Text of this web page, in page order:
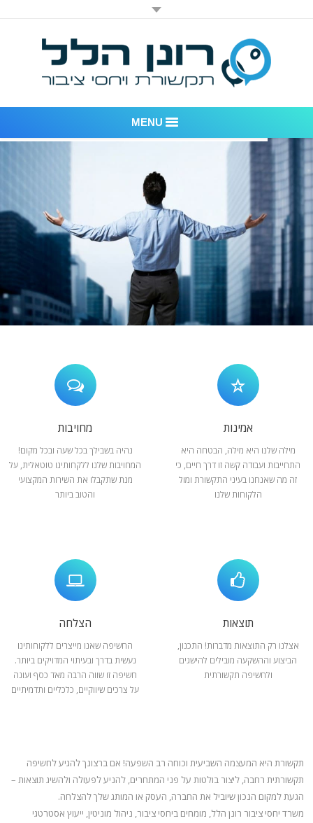
MENU
דוגמאות לעבודות שביצענו
לקוחות – משרד יחסי ציבור רונן הלל
חדר חדשות
המלצות
צור קשר
אמינות
מילה שלנו היא מילה, הבטחה היא
התחייבות ועבודה קשה זו דרך חיים, כי
זה מה שאנחנו בעיני התקשורת ומול
הלקוחות שלנו
מחויבות
נהיה בשבילך בכל שעה ובכל מקום!
המחויבות שלנו ללקחותינו טוטאלית, על
מנת שתקבלו את השירות המקצועי
והטוב ביותר
תוצאות
אצלנו רק התוצאות מדברות! התכנון,
הביצוע וההשקעה מובילים להישגים
ולחשיפה תקשורתית
הצלחה
החשיפה שאנו מייצרים ללקוחותינו
נעשית בדרך ובעיתוי המדויקים ביותר.
חשיפה זו שווה הרבה מאד כסף ועונה
על צרכים שיווקיים, כלכליים ותדמיתיים
תקשורת היא המעצמה השביעית וכוחה רב השפעה! אם ברצונך להגיע לחשיפה
תקשורתית רחבה, ליצור בולטות על פני המתחרים, להניעלפעולה ולהשיג תוצאות –
הגעת למקום הנכון שיוביל את החברה, העסק או המותג שלך להצלחה.
משרד יחסי ציבור רונן הלל, מומחים ביחסי ציבור, ניהול מוניטין, ייעוץ אסטרטגי